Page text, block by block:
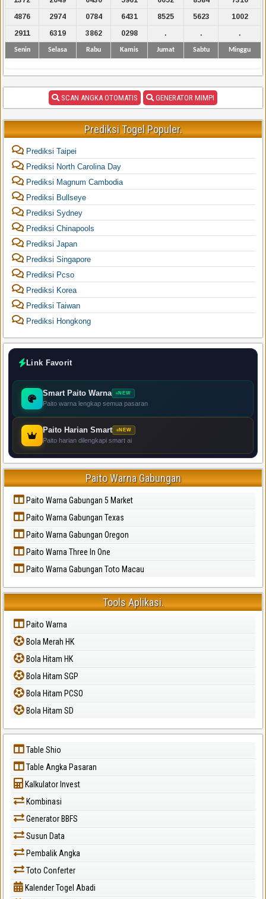
4876
2974 0784 6431 8525 5623
1002
2911
6319 3862 0298 . . .
Senin Selasa Rabu Kamis Jumat Sabtu Minggu
SCAN ANGKA OTOMATIS GENERATOR MIMPI
Prediksi Togel Populer.
Prediksi Taipei
Prediksi North Carolina Day
Prediksi Magnum Cambodia
Prediksi Bullseye
Prediksi Sydney
Prediksi Chinapools
Prediksi Japan
Prediksi Singapore
Prediksi Pcso
Prediksi Korea
Prediksi Taiwan
Prediksi Hongkong
Link Favorit
Smart Paito Warna NEW
Paito warna lengkap semua pasaran
Paito Harian Smart NEW
Paito harian dilengkapi smart ai
Paito Warna Gabungan
Paito Warna Gabungan 5 Market
Paito Warna Gabungan Texas
Paito Warna Gabungan Oregon
Paito Warna Three In One
Paito Warna Gabungan Toto Macau
Tools Aplikasi.
Paito Warna
Bola Merah HK
Bola Hitam HK
Bola Hitam SGP
Bola Hitam PCSO
Bola Hitam SD
Table Shio
Table Angka Pasaran
Kalkulator Invest
Kombinasi
Generator BBFS
Susun Data
Pembalik Angka
Toto Conferter
Kalender Togel Abadi